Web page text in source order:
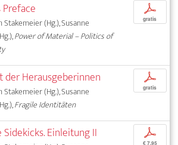
Stakemeier (Hg.), Susanne
Power of Material – Politics of
p
gratis
der Herausgeberinnen
Stakemeier (Hg.), Susanne
Fragile Identitäten
p
gratis
Einleitung II p
€ 7,95